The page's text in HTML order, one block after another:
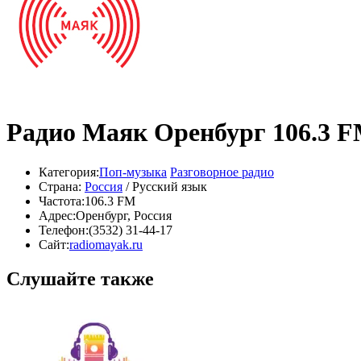
Радио Маяк Оренбург 106.3
Категория:Поп-музыка Разговорное радио
Страна: Россия / Русский язык
Частота:106.3 FM
Адрес:Оренбург, Россия
Телефон:(3532) 31-44-17
Сайт:radiomayak.ru
Слушайте также